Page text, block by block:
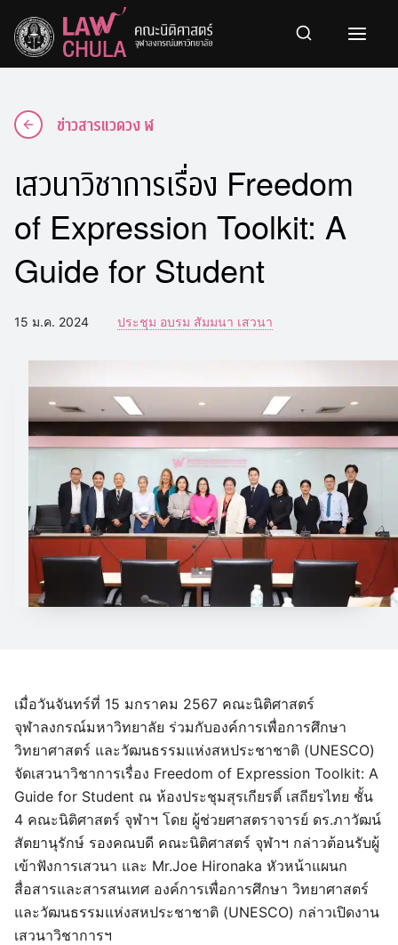
content
ข่าวสารแวดวง ฬ
เสวนาวิชาการเรื่อง Freedom
of Expression Toolkit: A
Guide for Student
15 ม.ค. 2024 ประชุม อบรม สัมมนา เสวนา
เมื่อวันจันทร์ที่ 15 มกราคม 2567 คณะนิติศาสตร์
จุฬาลงกรณ์มหาวิทยาลัย ร่วมกับองค์การเพื่อการศึกษา
วิทยาศาสตร์ และวัฒนธรรมแห่งสหประชาชาติ (UNESCO)
จัดเสวนาวิชาการเรื่อง Freedom of Expression Toolkit: A
Guide for Student ณ ห้องประชุมสุรเกียรติ์ เสถียรไทย ชั้น
4 คณะนิติศาสตร์ จุฬาฯ โดย ผู้ช่วยศาสตราจารย์ ดร.ภาวัฒน์
สัตยานุรักษ์ รองคณบดี คณะนิติศาสตร์ จุฬาฯ กล่าวต้อนรับผู้
เข้าฟังการเสวนา และ Mr.Joe Hironaka หัวหน้าแผนก
สื่อสารและสารสนเทศ องค์การเพื่อการศึกษา วิทยาศาสตร์
และวัฒนธรรมแห่งสหประชาชาติ (UNESCO) กล่าวเปิดงาน
เสวนาวิชาการฯ